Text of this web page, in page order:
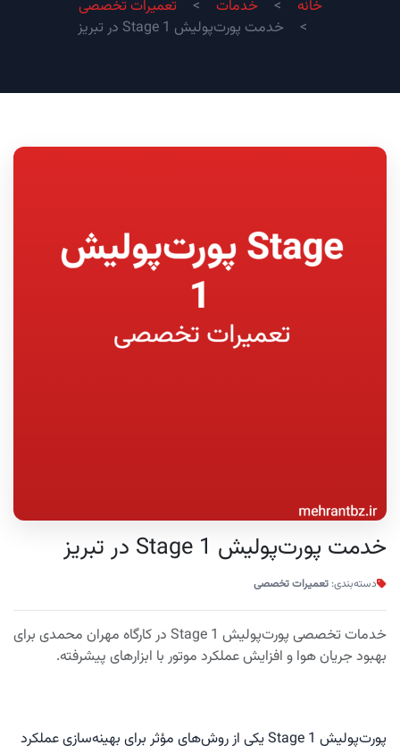
خانه خدمات
تعمیرات تخصصی
خدمت پورت‌پولیش Stage 1 در تبریز
خدمت پورت‌پولیش Stage 1 در تبریز
دسته‌بندی: تعمیرات تخصصی
خدمات تخصصی پورت‌پولیش Stage 1 در کارگاه مهران محمدی برای
بهبود جریان هوا و افزایش عملکرد موتور با ابزارهای پیشرفته.
پورت‌پولیش Stage 1 یکی از روش‌های مؤثر برای بهینه‌سازی عملکرد